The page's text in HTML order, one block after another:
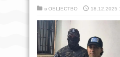
в ОБЩЕСТВО 18.12.2025